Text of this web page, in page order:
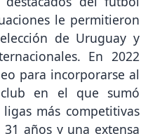
le permitieron
de Uruguay y
En 2022
para incorporarse al
club en el que sumó
más competitivas
años y una extensa